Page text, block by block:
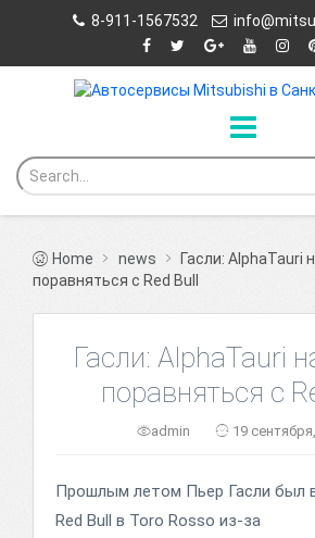
8-911-1567532
Home news
Гасли: AlphaTauri
поравняться с Red Bull
Гасли: AlphaTauri
поравняться с
admin 19
Прошлым летом Пьер Гасли был
Red Bull в Toro Rosso из-за